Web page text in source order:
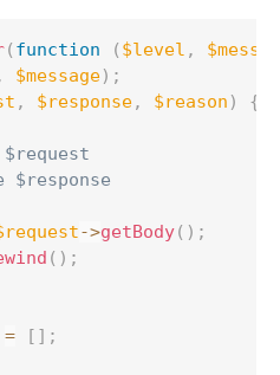
( function ( $level ,
$message) ;
, $response, $reason )
{
$response
->getBody( ) ;
( ) ;
= [ ] ;